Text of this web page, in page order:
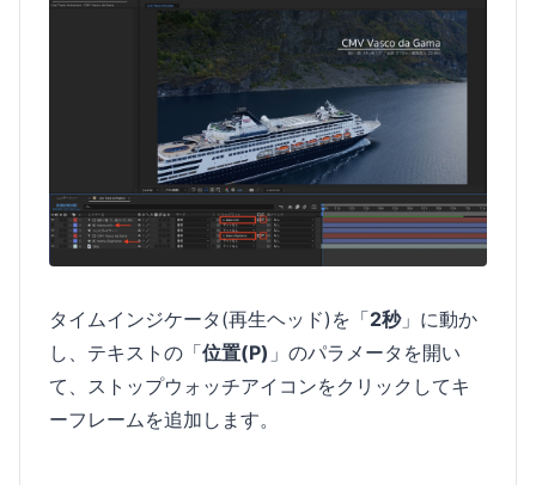
タイムインジケータ(再生ヘッド)を「2秒」に動か
し、テキストの「位置(P) 」のパラメータを開い
て、ストップウォッチアイコンをクリックしてキ
ーフレームを追加します。